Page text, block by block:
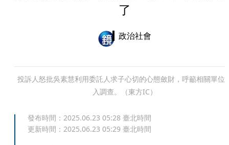
了
政治社會
投訴人怒批吳素慧利用委託人求子心切的心態斂財，呼籲相關單位
入調查。（東方IC）
發布時間： 2025.06.23 05:28 臺北時間
更新時間： 2025.06.23 05:29 臺北時間